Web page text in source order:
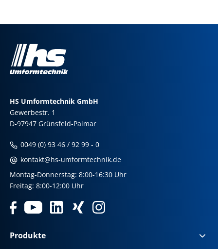
hinzufügen
HS Umformtechnik GmbH
Gewerbestr. 1
D-97947 Grünsfeld-Paimar
0049 (0) 93 46 / 92 99 - 0
kontakt@hs-umformtechnik.de
Montag-Donnerstag: 8:00-16:30 Uhr
Freitag: 8:00-12:00 Uhr
Produkte